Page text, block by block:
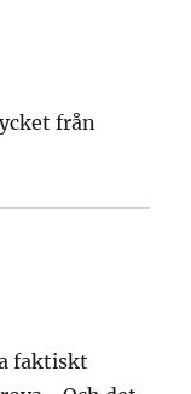
från
faktiskt